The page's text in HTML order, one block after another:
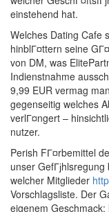
einstehend hat.
Welches Dating Cafe
hinblГ¤ttern seine
von DM, was
Indienstnahme
9,99 EUR vermag
gegenseitig welches
verlГ¤ngert –
nutzer.
Perish FГ¤rbemittel
unser
welcher Mitglieder
Vorschlagsliste. Der
eigenem